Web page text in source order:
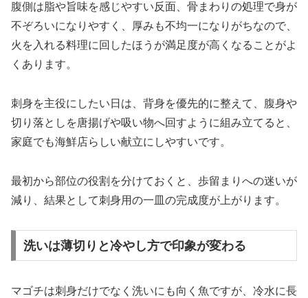
腹側は脂や旨味を感じやすい反面、骨まわりの処理で身が
不ぞろいになりやすく、厚みも不均一になりがちなので、
火を入れる料理に回したほうが満足度が高くなることがよ
くあります。
刺身を主役にしたい日は、背身を優先的に整えて、腹身や
切り落としを唐揚げや吸い物へ回すように組み立てると、
家庭でも海鮮店らしい献立にしやすいです。
最初から部位の役割を分けておくと、歩留まりへの迷いが
減り、結果として刺身用の一皿の完成度が上がります。
洗いは薄切りと冷やし方で印象が変わる
マゴチは刺身だけでなく洗いにも向く魚ですが、冷水に長